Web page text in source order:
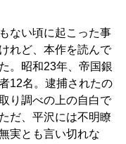
ない頃に起こった事
れど、本作を読んで
。昭和23年、帝国銀
12名。逮捕されたの
り調べの上の自白で
だ、平沢には不明瞭
実とも言い切れな